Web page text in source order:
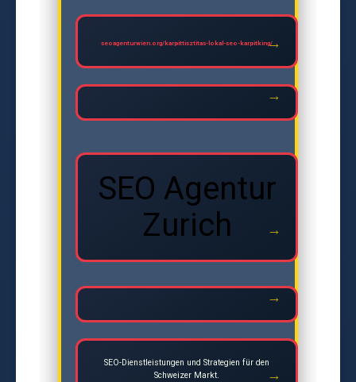
seoagenturwien.org/karpittisztitas-lokal-seo-karpitking/
SEO Agentur
Zurich
SEO-Dienstleistungen und Strategien für den
Schweizer Markt.